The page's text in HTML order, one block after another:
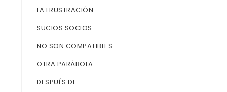
LA FRUSTRACIÓN
SUCIOS SOCIOS
NO SON COMPATIBLES
OTRA PARÁBOLA
DESPUÉS DE…